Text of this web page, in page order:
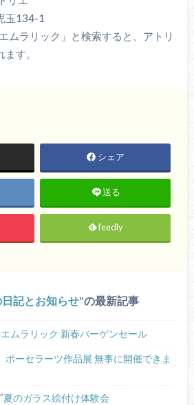
玉134-1
ムラリック」と検索すると、アトリ
す。
シェア
送る
feedly
記とお知らせ の最新記事
ムラリック 新春バーゲンセール
ポーセラーツ作品展 無事に開催できま
夏のガラス絵付け体験会